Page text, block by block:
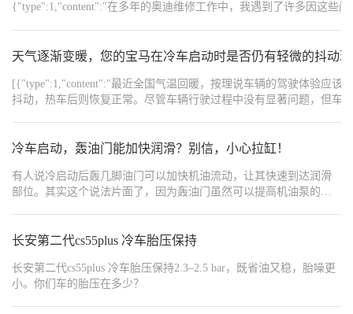
{"type":1,"content":"在多年的奥迪维修工作中，我遇到了许多因这些
味着变速箱内部零件损坏。
题。
进行系统检测！
件引起。很多时候，一个简单的软件升级就能避免几万元的高额维
{"width":"1080","type":2,"content":"https://img1.baa.bitautotech.com/
天气逐渐变暖，您的宝马在冷车启动时是否仍有轻微的抖动
[{"type":1,"content":"最近全国气温回暖，按理说车辆的驾驶体验应该
抖动，热车后则恢复正常。尽管车辆行驶过程中没有显著问题，但
分，表现为启动时的抖动和怠速不稳。随着车辆逐渐升温，橡胶变
为车主更换了德尔福品牌的点火线圈，问题得以解决。德尔福作为
{"type":1,"content":"","order":6},{"type":1,"content":"如果您家的宝马
一次性更换整套点火线圈，以确保各气缸状态一致，从而提高车辆的
{"width":"1080","type":2,"content":"https://img1.baa.bitautotech.com/
冷车启动，轰油门能加快润滑？别信，小心拉缸！
有人说冷启动后轰几脚油门可以加快机油流动，让其快速到达润滑
部位。其实这个说法片面了，因为轰油门虽然可以提高机油泵的压
长安第二代cs55plus 冷车胎压保持
长安第二代cs55plus 冷车胎压保持2.3–2.5 bar，既省油又稳，胎噪更
小。你们车的胎压在多少？